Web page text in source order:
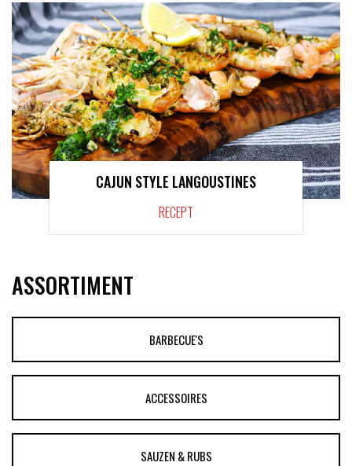
CAJUN STYLE LANGOUSTINES
RECEPT
ASSORTIMENT
BARBECUE'S
ACCESSOIRES
SAUZEN & RUBS